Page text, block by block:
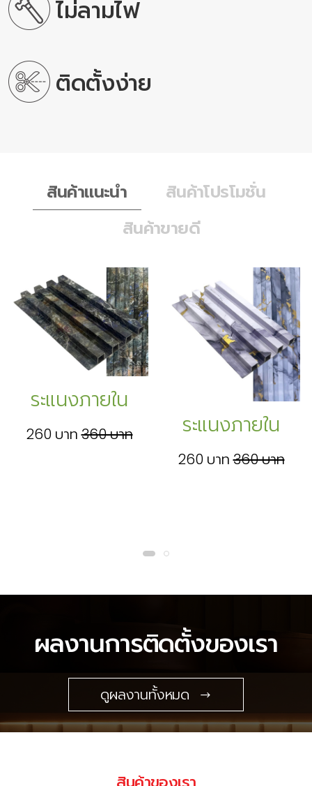
ไม่ลามไฟ
ติดตั้งง่าย
สินค้าแนะนำ
สินค้าโปรโมชั่น
สินค้าขายดี
ระแนงภายใน
260 บาท360 บาท ระแนงภายใน
260 บาท360 บาท
ผลงานการติดตั้งของเรา
ดูผลงานทั้งหมด